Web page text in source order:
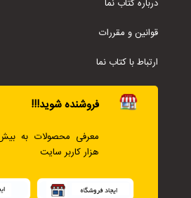
درباره کتاب نما
قوانین و مقررات
ارتباط با کتاب نما
فروشنده شوید!!!
هزار کاربر سایت